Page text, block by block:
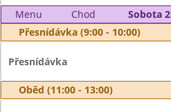
Menu
Chod
Sobota
Přesnídávka (9:00 - 10:00)
Přesnídávka
Oběd (11:00 - 13:00)